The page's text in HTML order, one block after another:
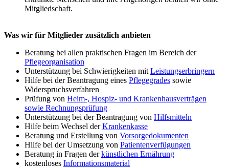
Mitgliedschaft.
Was wir für Mitglieder zusätzlich anbieten
Beratung bei allen praktischen Fragen im Bereich der
Pflegeorganisation
Unterstützung bei Schwierigkeiten mit Leistungserbringern
Hilfe bei der Beantragung eines Pflegegrades sowie
Widerspruchsverfahren
Prüfung von Heim-, Hospiz- und Krankenhausverträgen
sowie Rechnungsprüfung
Unterstützung bei der Beantragung von Hilfsmitteln
Hilfe beim Wechsel derKrankenkasse
Beratung und Erstellung von Vorsorgedokumenten
Hilfe bei der Umsetzung von Patientenverfügungen
Beratung in Fragen derkünstlichen Ernährung
kostenloses Informationsmaterial